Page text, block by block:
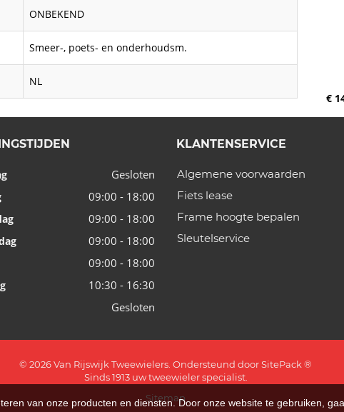
ONBEKEND
Smeer-, poets- en onderhoudsm.
NL
€
Gesloten
09:00 - 18:00
09:00 - 18:00
09:00 - 18:00
09:00 - 18:00
10:30 - 16:30
Gesloten
KLANTENSERVICE
Algemene voorwaarden
Fiets lease
Frame hoogte bepalen
Sleutelservice
© 2026 Van Rijswijk Tweewielers. Ondersteund doorSitePack ®
Sinds 1913 uw tweewieler specialist.
Sitemap
van onze producten en diensten. Door onze website te gebruiken,